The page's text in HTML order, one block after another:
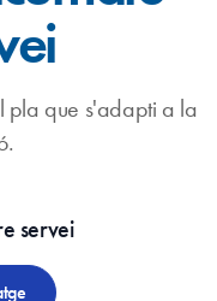
pla que s'adapti a la
servei